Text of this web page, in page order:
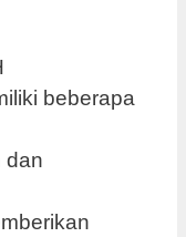
beberapa
dan